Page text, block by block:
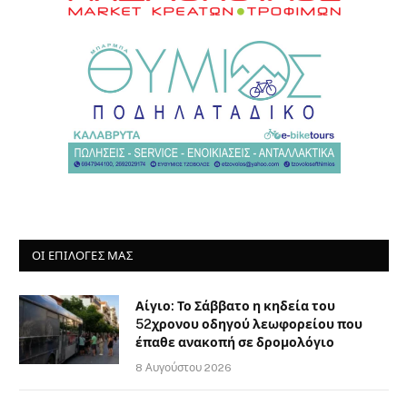
ΟΙ ΕΠΙΛΟΓΈΣ ΜΑΣ
Αίγιο: Το Σάββατο η κηδεία του
52χρονου οδηγού λεωφορείου που
έπαθε ανακοπή σε δρομολόγιο
8 Αυγούστου 2026